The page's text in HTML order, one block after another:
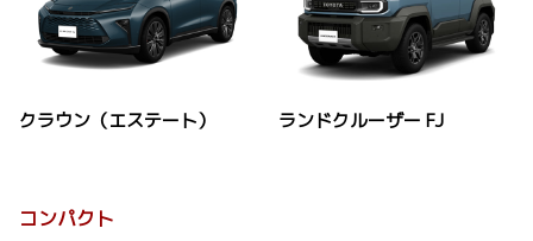
クラウン（エステート） ランドクルーザー FJ
コンパクト